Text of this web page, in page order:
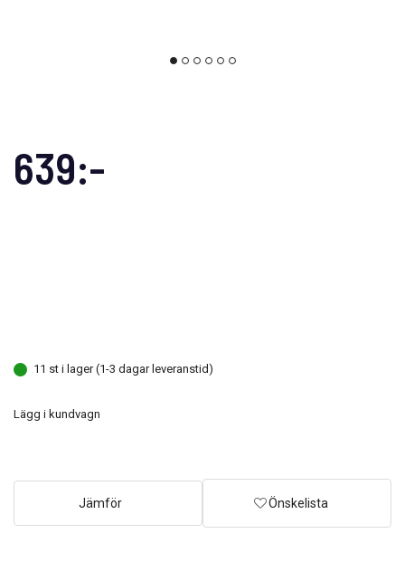
639:-
11 st i lager (1-3 dagar leveranstid)
Lägg i kundvagn
Jämför Önskelista